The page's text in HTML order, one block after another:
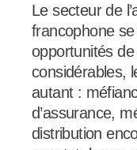
Le secteur de
francophone
opportunités
considérables,
autant :
d’assurance,
distribution